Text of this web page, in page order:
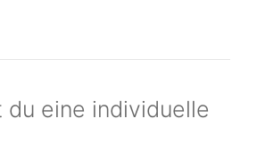
du eine individuelle